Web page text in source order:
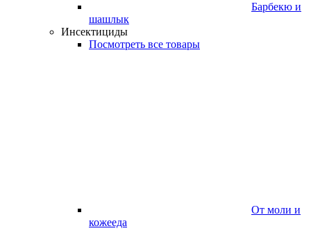
Барбекю и
шашлык
Инсектициды
Посмотреть все товары
От моли и
кожееда